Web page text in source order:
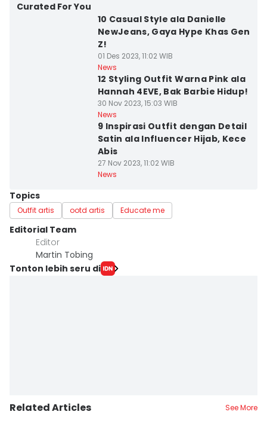
Curated For You
10 Casual Style ala Danielle
NewJeans, Gaya Hype Khas Gen
Z!
01 Des 2023, 11:02 WIB
News
12 Styling Outfit Warna Pink ala
Hannah 4EVE, Bak Barbie Hidup!
30 Nov 2023, 15:03 WIB
News
9 Inspirasi Outfit dengan Detail
Satin ala Influencer Hijab, Kece
Abis
27 Nov 2023, 11:02 WIB
News
Topics
Outfit artis ootd artis Educate me
Editorial Team
Editor
Martin Tobing
Tonton lebih seru di
Related Articles See More